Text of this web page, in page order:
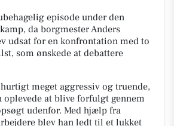
episode under den
da borgmester Anders
udsat for en konfrontation med to
som ønskede at debattere
meget aggressiv og truende,
oplevede at blive forfulgt gennem
udenfor. Med hjælp fra
blev han ledt til et lukket